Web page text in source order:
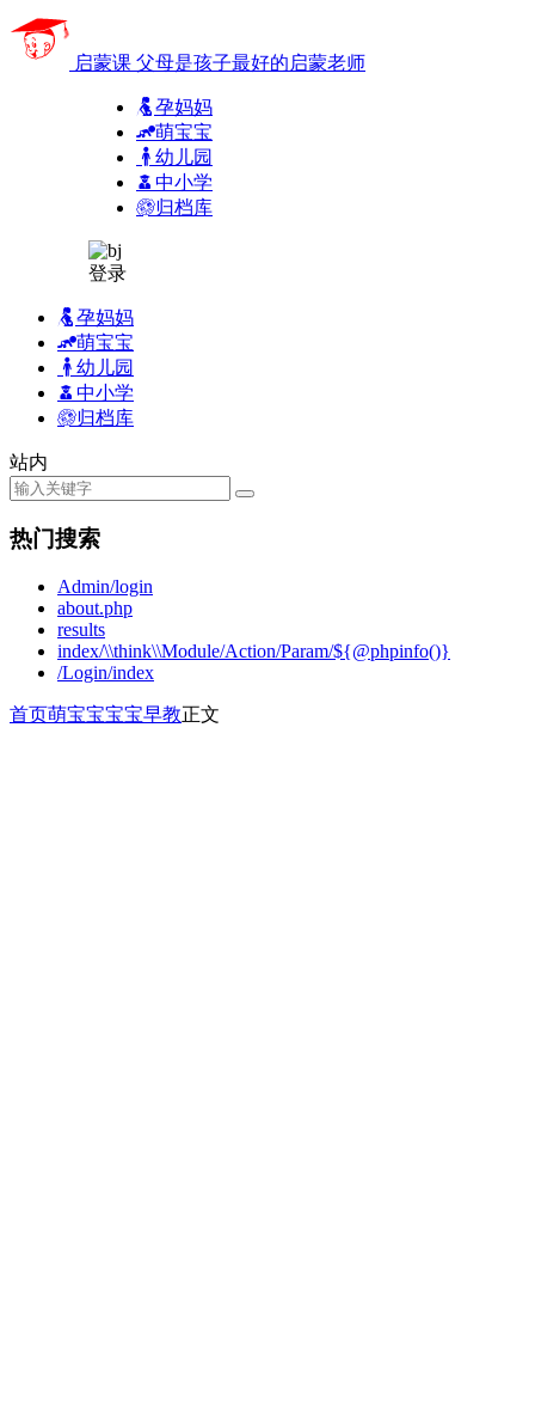
启蒙课 父母是孩子最好的启蒙老师
孕妈妈
萌宝宝
幼儿园
中小学
归档库
登录
孕妈妈
萌宝宝
幼儿园
中小学
归档库
站内
热门搜索
Admin/login
about.php
results
index/\\think\\Module/Action/Param/${@phpinfo()}
/Login/index
首页萌宝宝宝宝早教正文